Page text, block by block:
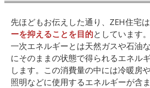
先ほどもお伝えした通り、ZEH住宅は
ーを抑えることを目的としています。
一次エネルギーとは天然ガスや石油
にそのままの状態で得られるエネル
します。この消費量の中には冷暖房
照明などに使用するエネルギーが含ま